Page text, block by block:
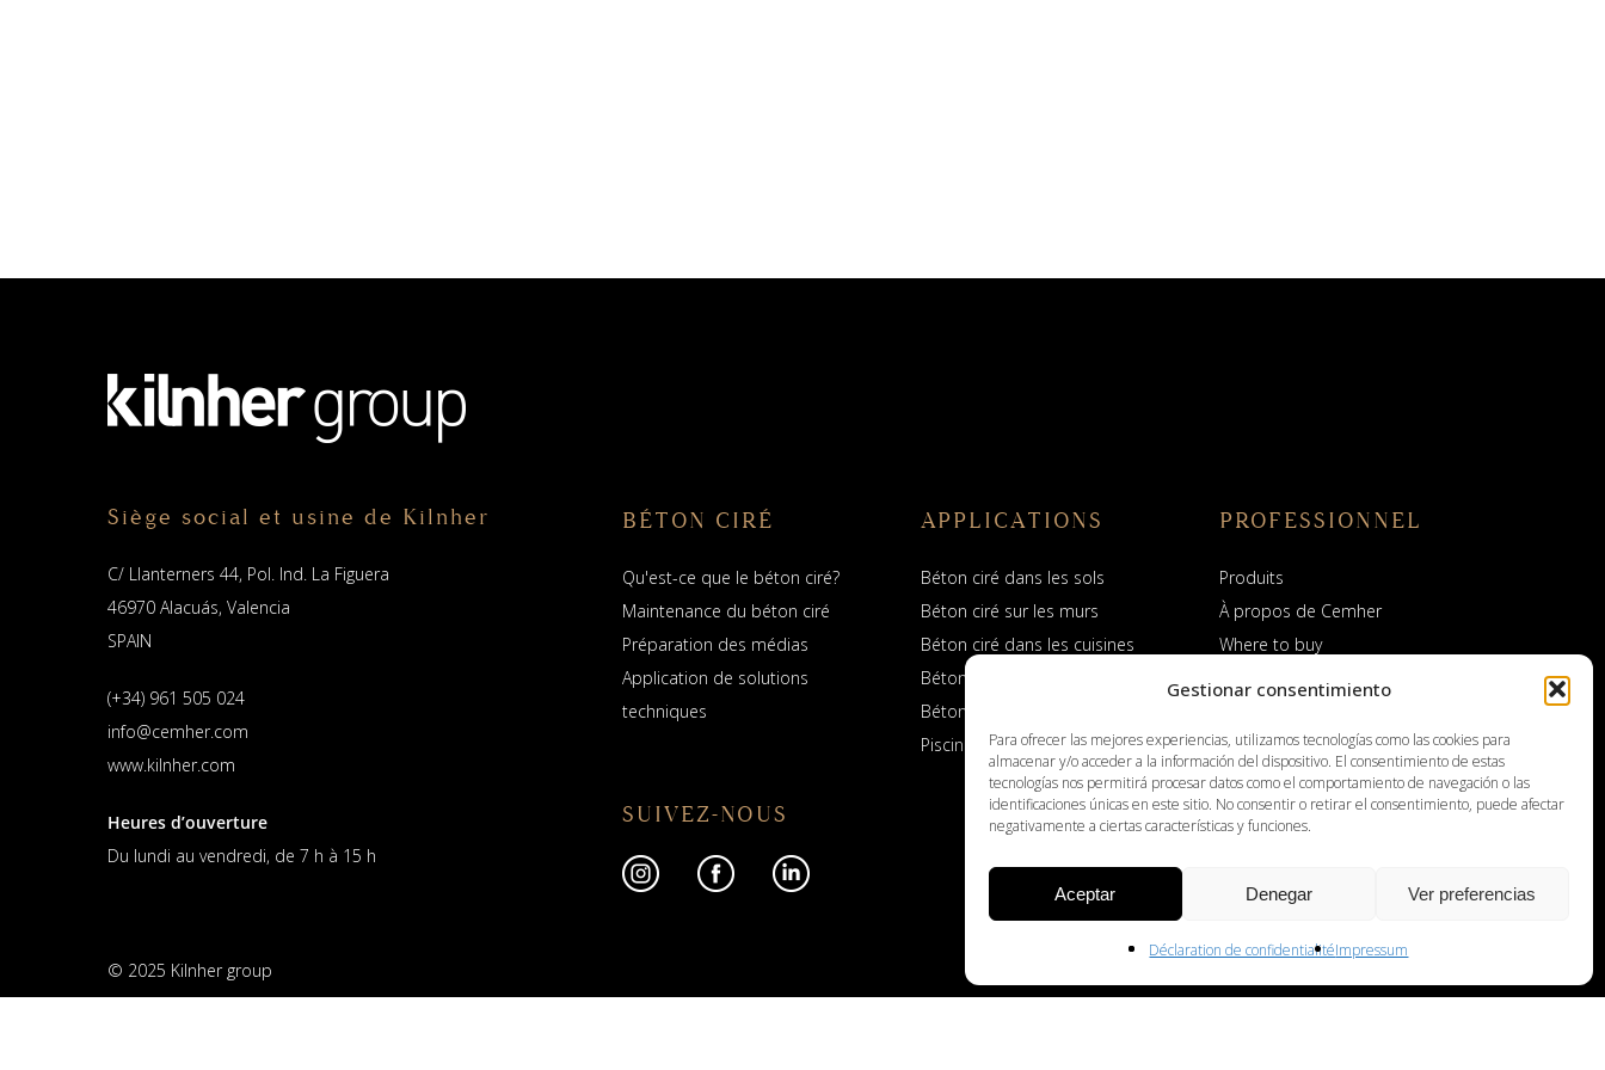
Gestionar consentimiento
Para ofrecer las mejores experiencias, utilizamos tecnologías como las cookies para
almacenar y/o acceder a la información del dispositivo. El consentimiento de estas
tecnologías nos permitirá procesar datos como el comportamiento de navegación o las
identificaciones únicas en este sitio. No consentir o retirar el consentimiento, puede afectar
negativamente a ciertas características y funciones.
Aceptar Denegar Ver preferencias
Déclaration de confidentialitéImpressum
Siège social et usine de Kilnher
C/ Llanterners 44, Pol. Ind. La Figuera
46970 Alacuás, Valencia
SPAIN
(+34) 961 505 024
info@cemher.com
www.kilnher.com
Heures d’ouverture
Du lundi au vendredi, de 7 h à 15 h
© 2025 Kilnher group
BÉTON CIRÉ
Qu'est-ce que le béton ciré?
Maintenance du béton ciré
Préparation des médias
Application de solutions
techniques
SUIVEZ-NOUS
APPLICATIONS
Béton ciré dans les sols
Béton ciré sur les murs
Béton ciré dans les cuisines
Béton ciré dans les salles de bains
Béton ciré dans les extérieurs
Piscines en Béton ciré
PROFESSIONNEL
Produits
À propos de Cemher
Where to buy